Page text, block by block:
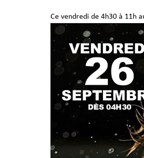
Ce vendredi de 4h30 à 11h